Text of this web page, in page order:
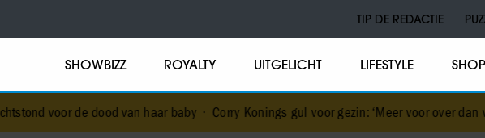
TIP DE REDACTIE
SHOWBIZZ ROYALTY UITGELICHT LIFESTYLE SHOP
van haar baby• Corry Konings gul voor gezin: ‘Meer voor over dan voor mezelf’•